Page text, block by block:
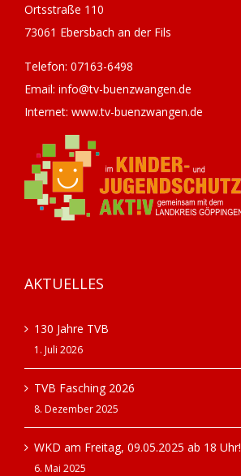
Ortsstraße 110
73061 Ebersbach an der Fils
Telefon: 07163-6498
Email: info@tv-buenzwangen.de
Internet: www.tv-buenzwangen.de
AKTUELLES
130 Jahre TVB
1. Juli 2026
TVB Fasching 2026
8. Dezember 2025
WKD am Freitag, 09.05.2025 ab 18 Uhr!
6. Mai 2025